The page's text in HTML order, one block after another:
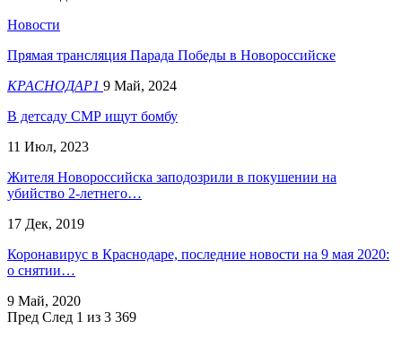
Новости
Прямая трансляция Парада Победы в Новороссийске
КРАСНОДАР1 9 Май, 2024
В детсаду СМР ищут бомбу
11 Июл, 2023
Жителя Новороссийска заподозрили в покушении на
убийство 2-летнего…
17 Дек, 2019
Коронавирус в Краснодаре, последние новости на 9 мая 2020:
о снятии…
9 Май, 2020
Пред След 1 из 3 369